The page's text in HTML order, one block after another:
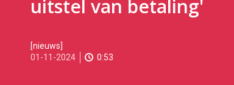
uitstel van betaling'
2024-
11-
[nieuws]
01-11-2024
0:53